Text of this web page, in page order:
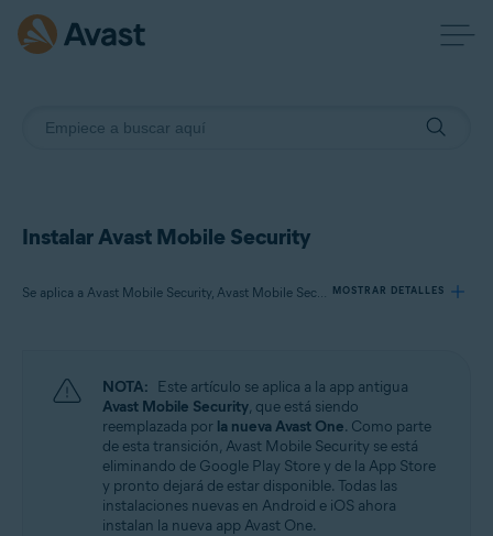
Instalar Avast Mobile Security
Se aplica a Avast Mobile Security, Avast Mobile Security Premium, Avast Mobile Security Ultimate MOSTRAR DETALLES
Avast Mobile Security
Avast Mobile Security Premium
Avast Mobile Security Ultimate
Sistemas operativos:
Android y iOS
NOTA: Este artículo se aplica a la app antigua
Avast Mobile Security, que está siendo
reemplazada por la nueva Avast One. Como parte
de esta transición, Avast Mobile Security se está
eliminando de Google Play Store y de la App Store
y pronto dejará de estar disponible. Todas las
instalaciones nuevas en Android e iOS ahora
instalan la nueva app Avast One.